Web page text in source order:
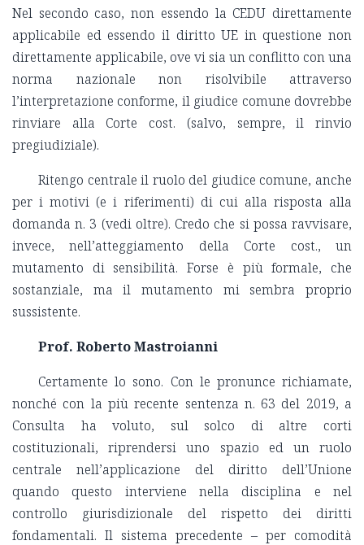
Nel secondo caso, non essendo la CEDU direttamente
applicabile ed essendo il diritto UE in questione non
direttamente applicabile, ove vi sia un conflitto con una
norma nazionale non risolvibile attraverso
l’interpretazione conforme, il giudice comune dovrebbe
rinviare alla Corte cost. (salvo, sempre, il rinvio
pregiudiziale).
Ritengo centrale il ruolo del giudice comune, anche
per i motivi (e i riferimenti) di cui alla risposta alla
domanda n. 3 (vedi oltre). Credo che si possa ravvisare,
invece, nell’atteggiamento della Corte cost., un
mutamento di sensibilità. Forse è più formale, che
sostanziale, ma il mutamento mi sembra proprio
sussistente.
Prof. Roberto Mastroianni
Certamente lo sono. Con le pronunce richiamate,
nonché con la più recente sentenza n. 63 del 2019, a
Consulta ha voluto, sul solco di altre corti
costituzionali, riprendersi uno spazio ed un ruolo
centrale nell’applicazione del diritto dell’Unione
quando questo interviene nella disciplina e nel
controllo giurisdizionale del rispetto dei diritti
fondamentali. Il sistema precedente – per comodità